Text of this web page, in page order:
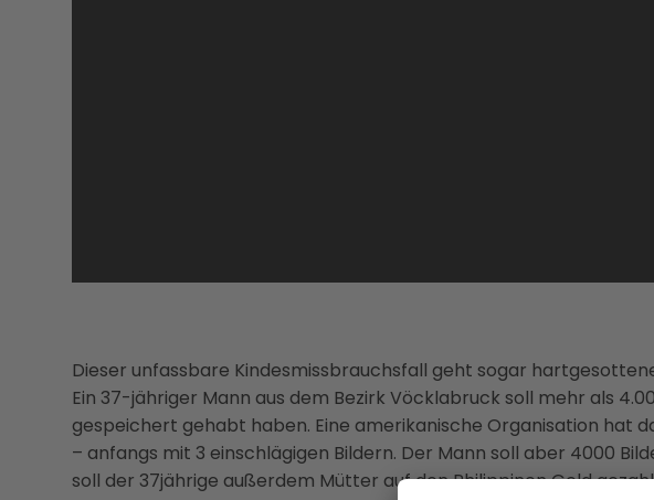
Dieser unfassbare Kindesmissbrauchsfall geht sogar
Ein 37-jähriger Mann aus dem Bezirk Vöcklabruck soll mehr als
gespeichert gehabt haben. Eine amerikanische Organisation hat
– anfangs mit 3 einschlägigen Bildern. Der Mann soll aber 4000
soll der 37jährige außerdem Mütter auf den Philippinen Geld